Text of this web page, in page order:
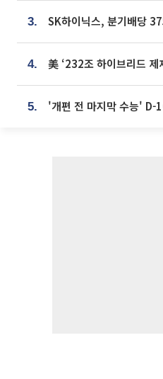
3.
4.
5.